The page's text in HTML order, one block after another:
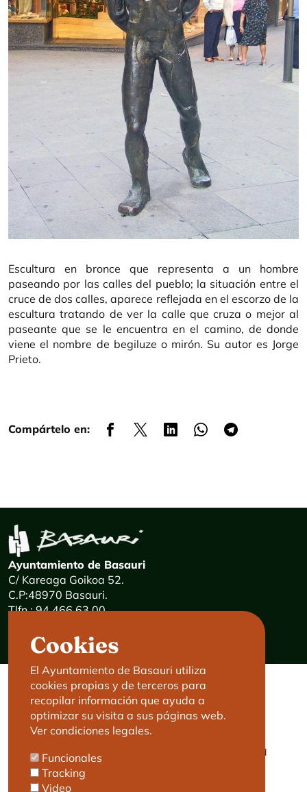
Escultura en bronce que representa a un hombre
paseando por las calles del pueblo; la situación entre el
cruce de dos calles, aparece reflejada en el escorzo de la
escultura tratando de ver la calle que cruza o mejor al
paseante que se le encuentra en el camino, de donde
viene el nombre de begiluze o mirón. Su autor es Jorge
Prieto.
Compártelo en:
Cookies
El Ayuntamiento de Basauri utiliza
cookies propias y de terceros para
recopilar información que ayuda a
optimizar su visita a sus páginas web.
Ver condiciones legales.
Funcionales
Tracking
Video
Ayuntamiento de Basauri
C/ Kareaga Goikoa 52.
C.P:48970 Basauri.
Tlfn.: 94 466 63 00
E-mail: haz@basauri.eus
CONTACTO
Basauri le atiende
Cita previa
LEGAL
Aviso legal
Política de privacidad